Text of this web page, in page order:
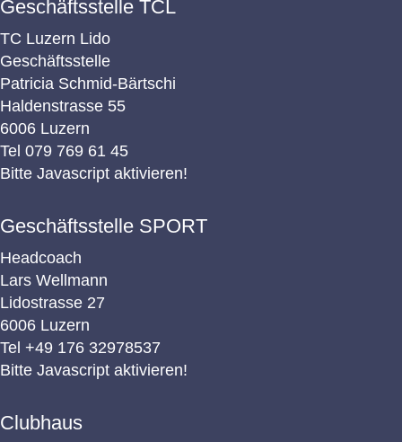
Geschäftsstelle TCL
TC Luzern Lido
Geschäftsstelle
Patricia Schmid-Bärtschi
Haldenstrasse 55
6006 Luzern
Tel 079 769 61 45
Bitte Javascript aktivieren!
Geschäftsstelle SPORT
Headcoach
Lars Wellmann
Lidostrasse 27
6006 Luzern
Tel +49 176 32978537
Bitte Javascript aktivieren!
Clubhaus